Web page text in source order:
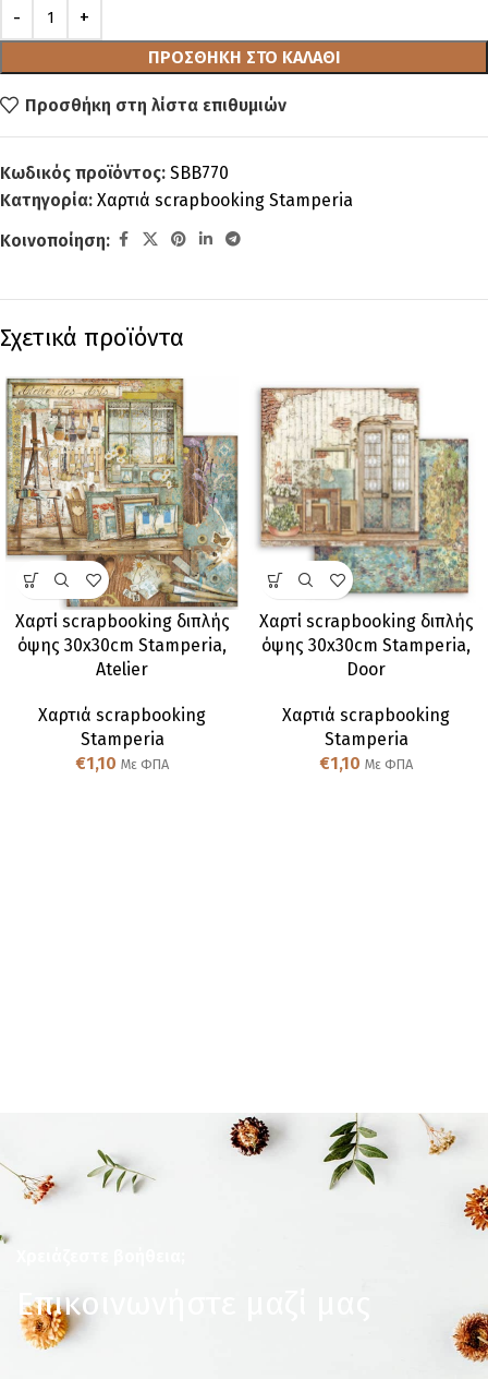
ΠΡΟΣΘΉΚΗ ΣΤΟ ΚΑΛΆΘΙ
Προσθήκη στη λίστα επιθυμιών
Κωδικός προϊόντος: SBB770
Κατηγορία: Χαρτιά scrapbooking Stamperia
Κοινοποίηση:
Σχετικά προϊόντα
Χαρτί scrapbooking διπλής
όψης 30x30cm Stamperia,
Atelier
Χαρτιά scrapbooking
Stamperia
€1,10 Με ΦΠΑ
Χαρτί scrapbooking διπλής
όψης 30x30cm Stamperia,
Door
Χαρτιά scrapbooking
Stamperia
€1,10 Με ΦΠΑ
Επικοινωνήστε μαζί μας